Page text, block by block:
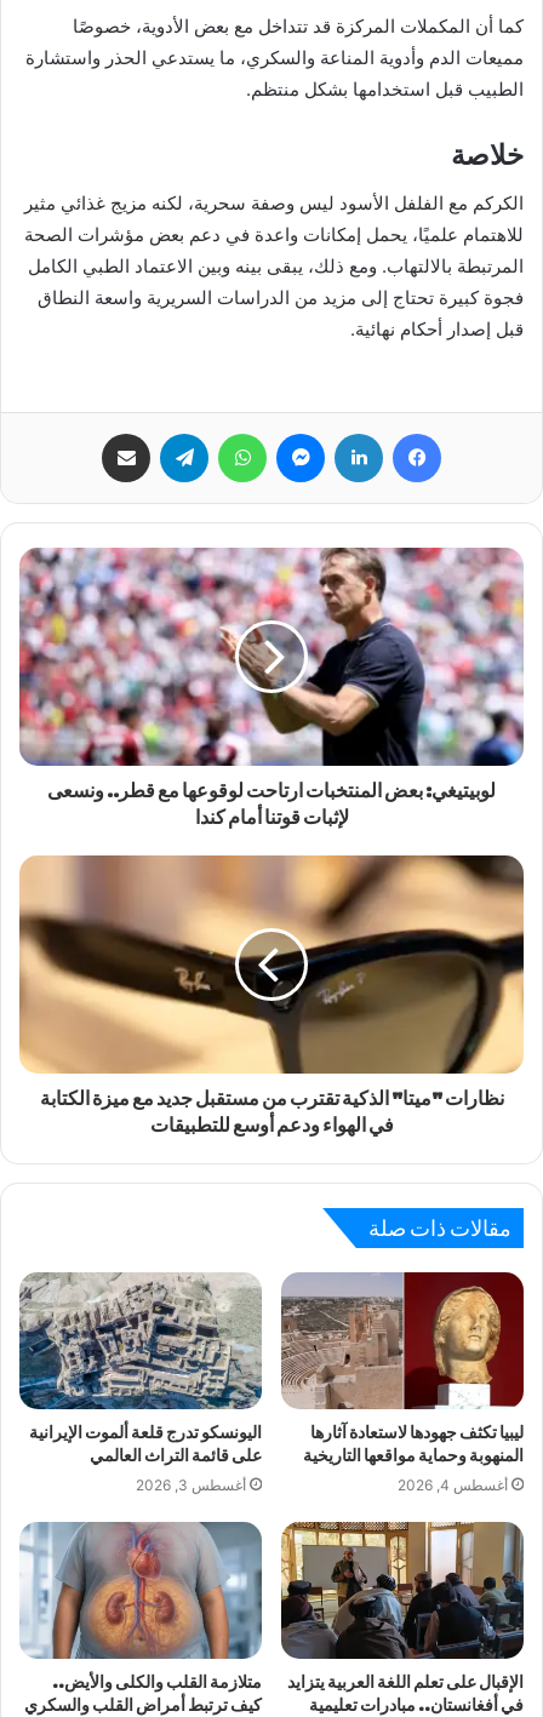
كما أن المكملات المركزة قد تتداخل مع بعض الأدوية، خصوصًا
مميعات الدم وأدوية المناعة والسكري، ما يستدعي الحذر واستشارة
الطبيب قبل استخدامها بشكل منتظم.
خلاصة
الكركم مع الفلفل الأسود ليس وصفة سحرية، لكنه مزيج غذائي مثير
للاهتمام علميًا، يحمل إمكانات واعدة في دعم بعض مؤشرات الصحة
المرتبطة بالالتهاب. ومع ذلك، يبقى بينه وبين الاعتماد الطبي الكامل
فجوة كبيرة تحتاج إلى مزيد من الدراسات السريرية واسعة النطاق
قبل إصدار أحكام نهائية.
فيسبوك لينكدإن ماسنجر واتساب تيلقرام
لوبيتيغي: بعض المنتخبات ارتاحت لوقوعها مع قطر.. ونسعى
لإثبات قوتنا أمام كندا
نظارات "ميتا" الذكية تقترب من مستقبل جديد مع ميزة الكتابة
في الهواء ودعم أوسع للتطبيقات
مقالات ذات صلة
ليبيا تكثف جهودها لاستعادة آثارها
المنهوبة وحماية مواقعها التاريخية
أغسطس 4, 2026
اليونسكو تدرج قلعة ألموت الإيرانية
على قائمة التراث العالمي
أغسطس 3, 2026
الإقبال على تعلم اللغة العربية يتزايد
في أفغانستان.. مبادرات تعليمية
متلازمة القلب والكلى والأيض..
كيف ترتبط أمراض القلب والسكري